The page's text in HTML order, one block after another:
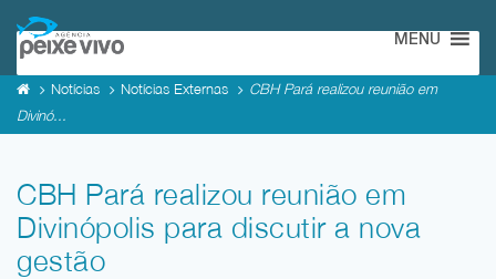
MENU
Notícias Notícias Externas
CBH Pará realizou reunião em
Divinó...
CBH Pará realizou reunião em
Divinópolis para discutir a nova
gestão